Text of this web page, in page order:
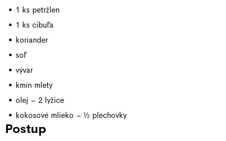
1 ks petržlen
1 ks cibuľa
koriander
soľ
vývar
kmín mletý
olej – 2 lyžice
kokosové mlieko – ½ plechovky
Postup